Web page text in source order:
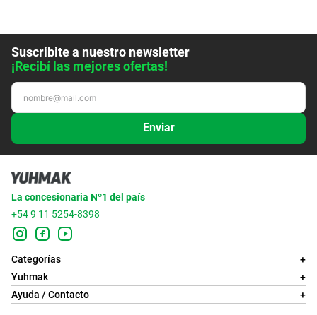
Suscribite a nuestro newsletter
¡Recibí las mejores ofertas!
Enviar
La concesionaria Nº1 del país
+54 9 11 5254-8398
Categorías
+
Yuhmak
+
Ayuda / Contacto
+